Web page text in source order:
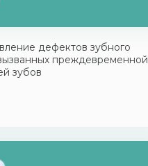
дефектов зубного
преждевременной
зубов